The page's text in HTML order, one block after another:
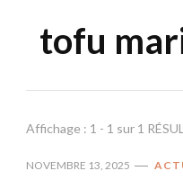
tofu
Affichage : 1 - 1 sur 1
NOVEMBRE 13, 2025